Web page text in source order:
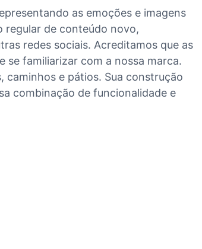
as emoções e imagens
regular de conteúdo novo,
redes sociais. Acreditamos que as
se familiarizar com a nossa marca.
caminhos e pátios. Sua construção
combinação de funcionalidade e